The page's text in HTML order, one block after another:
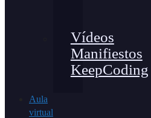
Vídeos
Manifiestos
KeepCoding
Aula
virtual